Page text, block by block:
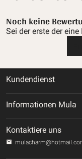
Noch keine
Sei der erste der
Kundendienst
Datenschutz-
Informationen Mula
Verfolgen Sie Ihre
Kontaktiere uns